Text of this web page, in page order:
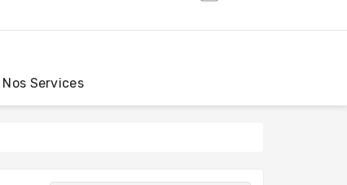
Nos Services